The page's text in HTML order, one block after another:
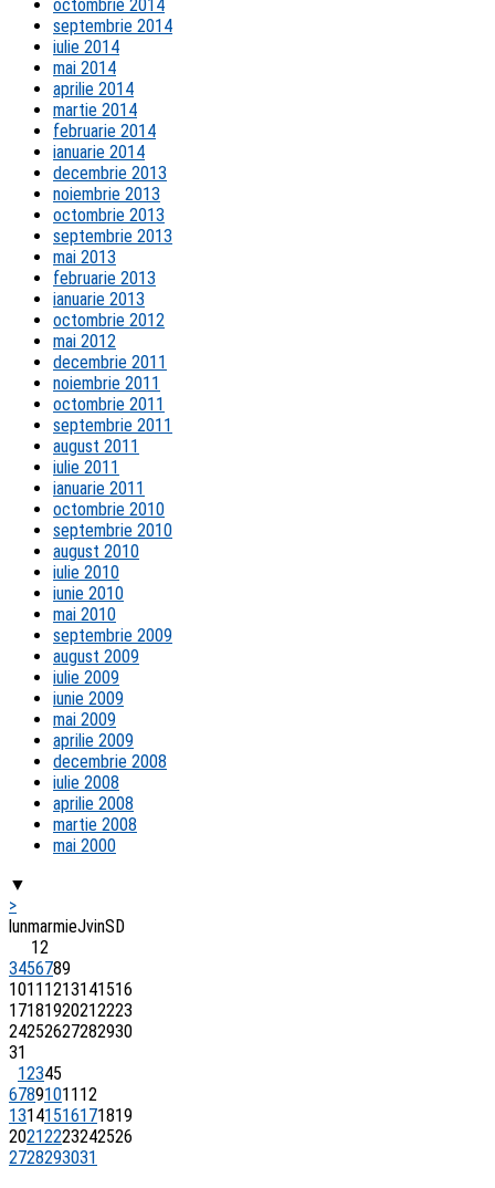
octombrie 2014
septembrie 2014
iulie 2014
mai 2014
aprilie 2014
martie 2014
februarie 2014
ianuarie 2014
decembrie 2013
noiembrie 2013
octombrie 2013
septembrie 2013
mai 2013
februarie 2013
ianuarie 2013
octombrie 2012
mai 2012
decembrie 2011
noiembrie 2011
octombrie 2011
septembrie 2011
august 2011
iulie 2011
ianuarie 2011
octombrie 2010
septembrie 2010
august 2010
iulie 2010
iunie 2010
mai 2010
septembrie 2009
august 2009
iulie 2009
iunie 2009
mai 2009
aprilie 2009
decembrie 2008
iulie 2008
aprilie 2008
martie 2008
mai 2000
▼
>
lunmarmieJvinS D
12
3456789
1011 1213141516
17181920212223
24252627282930
31
12345
67891011 12
13141516171819
20212223242526
2728293031